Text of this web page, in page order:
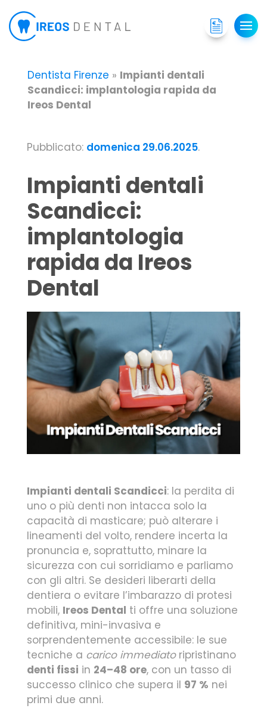
Dentista Firenze » Impianti dentali
Scandicci: implantologia rapida da
Ireos Dental
Pubblicato: domenica 29.06.2025.
Impianti dentali
Scandicci:
implantologia
rapida da Ireos
Dental
Impianti dentali Scandicci: la perdita di
uno o più denti non intacca solo la
capacità di masticare; può alterare i
lineamenti del volto, rendere incerta la
pronuncia e, soprattutto, minare la
sicurezza con cui sorridiamo e parliamo
con gli altri. Se desideri liberarti della
dentiera o evitare l’imbarazzo di protesi
mobili, Ireos Dental ti offre una soluzione
definitiva, mini-invasiva e
sorprendentemente accessibile: le sue
tecniche a carico immediatoripristinano
denti fissi in 24–48 ore, con un tasso di
successo clinico che supera il 97 % nei
primi due anni.